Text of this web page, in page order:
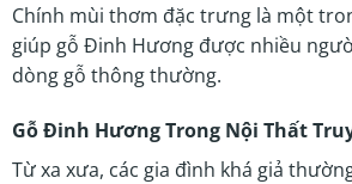
Chính mùi thơm đặc trưng là một
giúp gỗ Đinh Hương được nhiều
dòng gỗ thông thường.
Gỗ Đinh Hương Trong Nội Thất
Từ xa xưa, các gia đình khá giả